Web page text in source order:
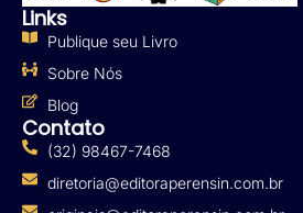
Links
Publique seu Livro
Sobre Nós
Blog
Contato
(32) 98467-7468
diretoria@editoraperensin.com.br